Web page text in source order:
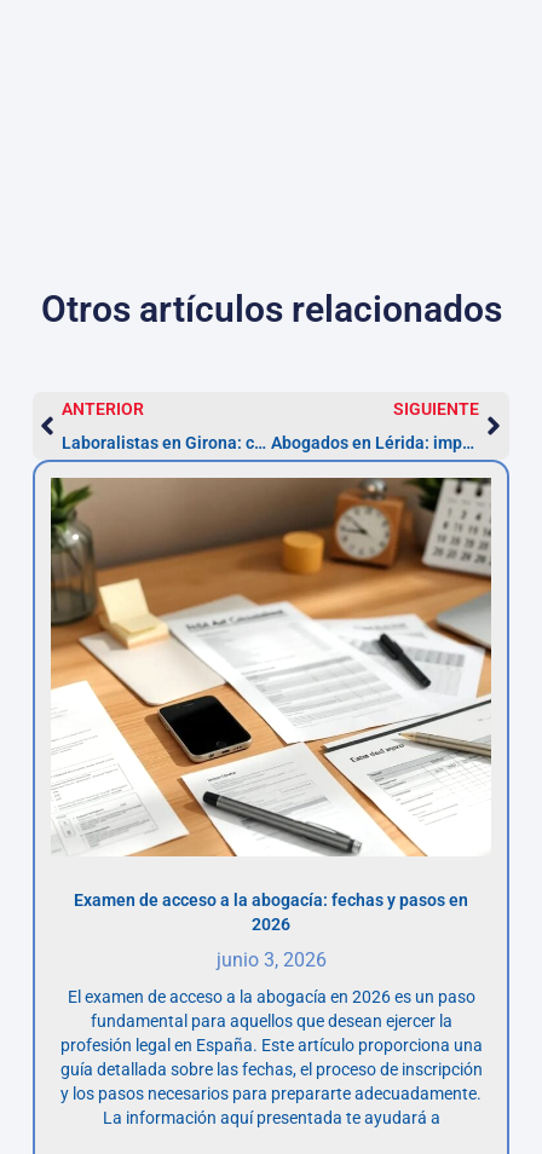
Otros artículos relacionados
ANTERIOR
Laboralistas en Girona: consulta y prescripción 1 año
SIGUIENTE
Abogados en Lérida: impugna despido en 20 días
Examen de acceso a la abogacía: fechas y pasos en
2026
junio 3, 2026
El examen de acceso a la abogacía en 2026 es un paso
fundamental para aquellos que desean ejercer la
profesión legal en España. Este artículo proporciona una
guía detallada sobre las fechas, el proceso de inscripción
y los pasos necesarios para prepararte adecuadamente.
La información aquí presentada te ayudará a